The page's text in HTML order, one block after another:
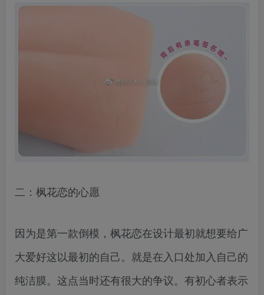
二：枫花恋的心愿
因为是第一款倒模，枫花恋在设计最初就想要给广
大爱好这以最初的自己。就是在入口处加入自己的
纯洁膜。这点当时还有很大的争议。有初心者表示